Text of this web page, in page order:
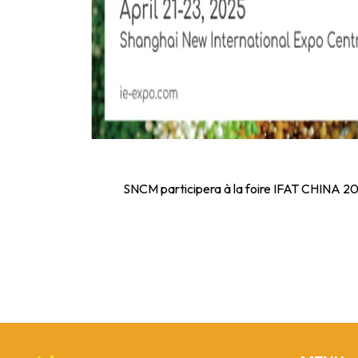
SNCM participera à la foire IFAT CHINA